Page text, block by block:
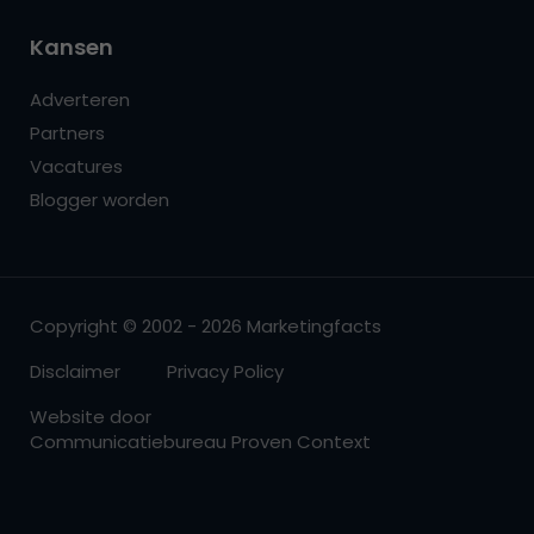
Kansen
Adverteren
Partners
Vacatures
Blogger worden
Copyright © 2002 - 2026 Marketingfacts
Disclaimer
Privacy Policy
Website door
Communicatiebureau Proven Context